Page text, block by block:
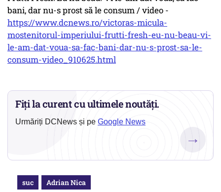
bani, dar nu-s prost să le consum / video -
https://www.dcnews.ro/victoras-micula-
mostenitorul-imperiului-frutti-fresh-eu-nu-beau-vi-
le-am-dat-voua-sa-fac-bani-dar-nu-s-prost-sa-le-
consum-video_910625.html
Fiți la curent cu ultimele noutăți.
Urmăriți DCNews și pe Google News
→
suc Adrian Nica